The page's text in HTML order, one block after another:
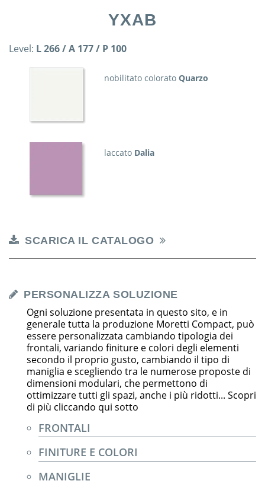
YXAB
Level: L 266 / A 177 / P 100
nobilitato colorato Quarzo
laccato Dalia
SCARICA IL CATALOGO
PERSONALIZZA SOLUZIONE
Ogni soluzione presentata in questo sito, e in
generale tutta la produzione Moretti Compact, può
essere personalizzata cambiando tipologia dei
frontali, variando finiture e colori degli elementi
secondo il proprio gusto, cambiando il tipo di
maniglia e scegliendo tra le numerose proposte di
dimensioni modulari, che permettono di
ottimizzare tutti gli spazi, anche i più ridotti... Scopri
di più cliccando qui sotto
FRONTALI
FINITURE E COLORI
MANIGLIE